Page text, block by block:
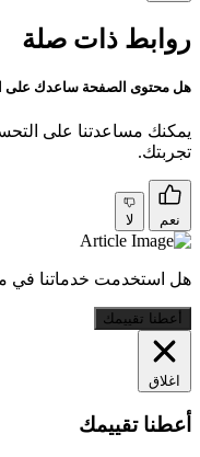
روابط ذات صلة
هل محتوى الصفحة ساعدك على
يمكنك مساعدتنا على
تجربتك.
نعم لا
هل استخدمت خدماتنا في
أعطنا تقييمك
اغلاق
أعطنا تقييمك